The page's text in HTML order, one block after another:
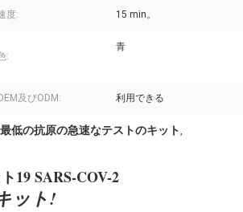
度: 15 min。
:
青
及びODM: 利用できる
低の抗原の急速なテストのキット,
19 SARS-COV-2
ット!